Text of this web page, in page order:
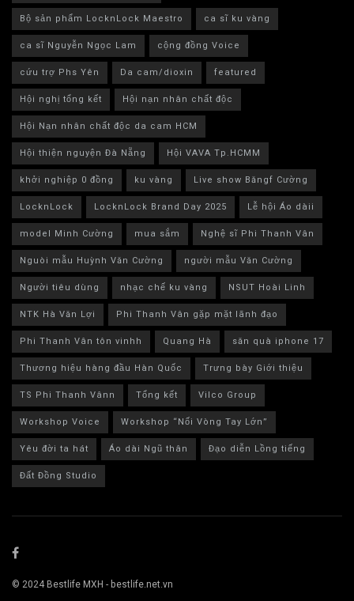
Bộ sản phẩm LocknLock Maestro
ca sĩ ku vàng
ca sĩ Nguyễn Ngọc Lam
cộng đồng Voice
cứu trợ Phs Yên
Da cam/dioxin
featured
Hội nghị tổng kết
Hội nạn nhân chất độc
Hội Nạn nhân chất độc da cam HCM
Hội thiện nguyện Đà Nẵng
Hội VAVA Tp.HCMM
khởi nghiệp 0 đồng
ku vàng
Live show Băngf Cường
LocknLock
LocknLock Brand Day 2025
Lễ hội Áo dàii
model Minh Cường
mua sắm
Nghệ sĩ Phi Thanh Vân
Nguòi mẫu Huỳnh Văn Cường
người mẫu Văn Cường
Người tiêu dùng
nhạc chế ku vàng
NSUT Hoài Linh
NTK Hà Văn Lợi
Phi Thanh Vân gặp mặt lãnh đạo
Phi Thanh Vân tôn vinhh
Quang Hà
săn quà iphone 17
Thương hiệu hàng đầu Hàn Quốc
Trưng bày Giới thiệu
TS Phi Thanh Vânn
Tổng kết
Vilco Group
Workshop Voice
Workshop “Nối Vòng Tay Lớn”
Yêu đời ta hát
Áo dài Ngũ thân
Đạo diễn Lồng tiếng
Đất Đồng Studio
© 2024 Bestlife MXH - bestlife.net.vn